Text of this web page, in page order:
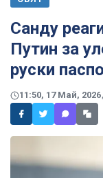
Санду
Путин за
руски
11:50, 17 Май, 2026